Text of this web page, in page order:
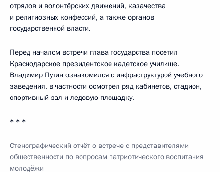
отрядов и волонтёрских движений, казачества
и религиозных конфессий, а также органов
государственной власти.
Перед началом встречи глава государства посетил
Краснодарское президентское кадетское училище.
Владимир Путин ознакомился с инфраструктурой учебного
заведения, в частности осмотрел ряд кабинетов, стадион,
спортивный зал и ледовую площадку.
* * *
Стенографический отчёт о встрече с представителями
общественности по вопросам патриотического воспитания
молодёжи